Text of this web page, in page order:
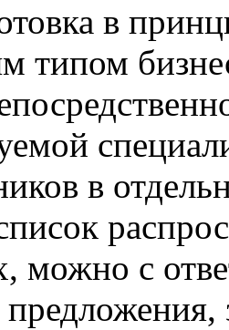
в
типом
в
можно с